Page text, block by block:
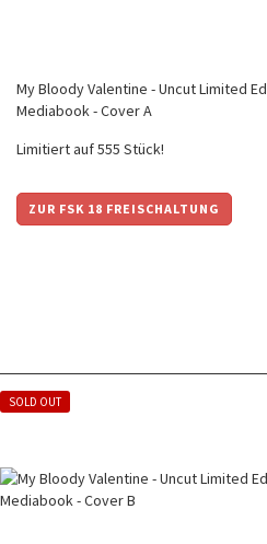
My Bloody Valentine - Uncut Limited
Mediabook - Cover A
Limitiert auf 555 Stück!
ZUR FSK 18 FREISCHALTUNG
SOLD OUT